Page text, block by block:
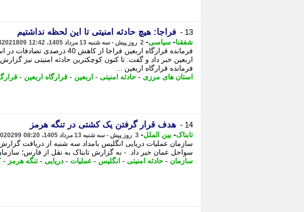
13 - فراجا: هیچ حادثه امنیتی تا این لحظه نداشتیم
شفقنا- سیاسی- 2 روز پیش - سه شنبه 13 مرداد 1405، 12:42
فرمانده قرارگاه اربعین فراجا از کاهش
اربعین خبر داد و گفت: تا کنون کوچکترین حادثه امنیتی نیز
فرمانده قرارگاه اربعین ...
استان های مرزی - حادثه امنیتی - اربعین - قرارگاه اربعین -
14 - هدف قرار گرفتن یک کشتی در تنگه هرمز
تابناک- بین الملل- 3 روز پیش - سه شنبه 13 مرداد 1405، 08:20
سازمان عملیات دریایی انگلیس بامداد سه شنبه از دریافت
سواحل عمان خبر داد. - به گزارش تابناک به نقل از فارس؛
سازمان - حادثه امنیتی - انگلیس - عملیات - دریایی - تنگه هرمز -